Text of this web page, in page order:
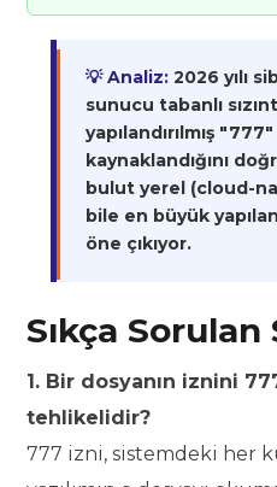
💡 Analiz: 2026 yılı
sunucu tabanlı
yapılandırılmış
kaynaklandığını
bulut yerel (cloud-
bile en büyük
öne çıkıyor.
Sıkça
1. Bir dosyanın iznini
tehlikelidir?
777 izni, sistemdeki her